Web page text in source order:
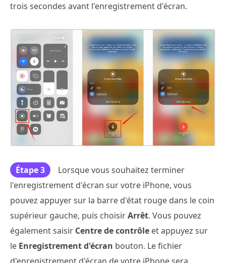
trois secondes avant l'enregistrement d'écran.
Étape 3
Lorsque vous souhaitez terminer
l'enregistrement d'écran sur votre iPhone, vous
pouvez appuyer sur la barre d'état rouge dans le coin
supérieur gauche, puis choisirArrêt. Vous pouvez
également saisir Centre de contrôle et appuyez sur
le Enregistrement d'écran bouton. Le fichier